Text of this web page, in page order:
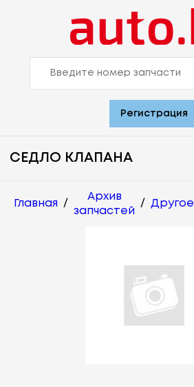
Регистрация
СЕДЛО КЛАПАНА
Главная /
Архив
запчастей
/ Другое